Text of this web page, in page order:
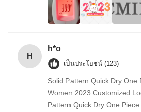
H
h*o
เป็นประโยชน์ (123)
Solid Pattern Quick Dry One
Women 2023 Customized
Pattern Quick Dry One